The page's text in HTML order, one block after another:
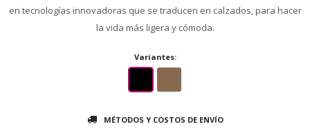
en tecnologías innovadoras que se traducen en calzados, para hacer
la vida más ligera y cómoda.
Variantes:
MÉTODOS Y COSTOS DE ENVÍO